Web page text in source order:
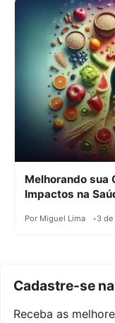
Melhorando sua
Impactos na
Por Miguel Lima 3
Cadastre-se
Receba as